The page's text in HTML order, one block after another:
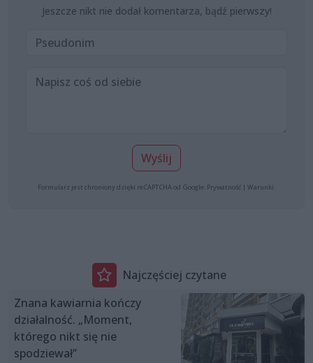
Jeszcze nikt nie dodał komentarza, bądź pierwszy!
Wyślij
Formularz jest chroniony dzięki reCAPTCHA od Google: Prywatność | Warunki
Najczęściej czytane
Znana kawiarnia kończy
działalność. „Moment,
którego nikt się nie
spodziewał”